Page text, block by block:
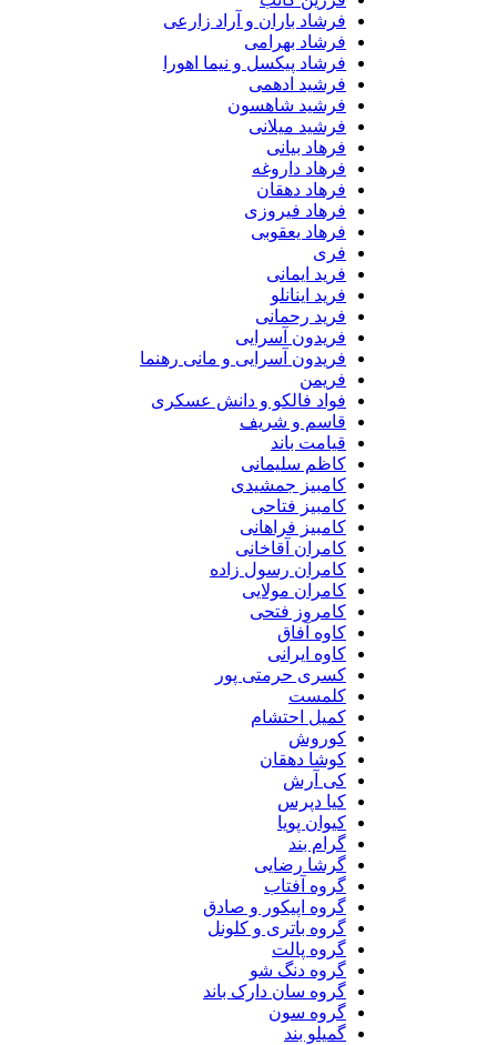
فرشاد باران و آراد زارعی
فرشاد بهرامی
فرشاد پیکسل و نیما اهورا
فرشید ادهمی
فرشید شاهسون
فرشید میلانی
فرهاد بیانی
فرهاد داروغه
فرهاد دهقان
فرهاد فیروزی
فرهاد یعقوبی
فرید ایمانی
فرید اینانلو
فرید رحمانی
فریدون آسرایی
فریدون آسرایی و مانی رهنما
فواد فالکو و دانش عسکری
قاسم و شریف
قیامت باند
کاظم سلیمانی
کامبیز جمشیدی
کامبیز فتاحی
کامبیز فراهانی
کامران آقاخانی
کامران رسول زاده
کامران مولایی
کامروز فتحی
کاوه آفاق
کاوه ایرانی
کسری حرمتی پور
کلمست
کمیل احتشام
کوروش
کوشا دهقان
کی آرش
کیا دپرس
کیوان پویا
گرام بند
گرشا رضایی
گروه آفتاب
گروه اپیکور و صادق
گروه باتری و کلونل
گروه پالت
گروه دنگ شو
گروه سان دارک باند
گروه سون
گمیلو بند